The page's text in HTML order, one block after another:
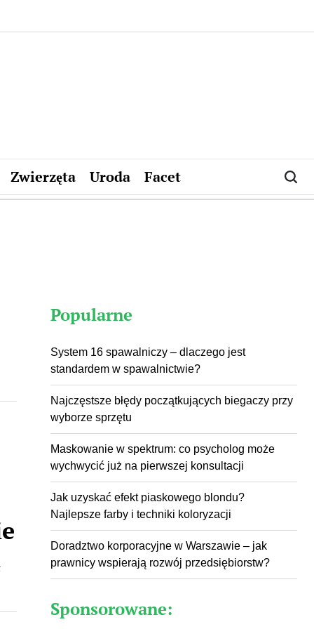
Zwierzęta Uroda Facet
Popularne
System 16 spawalniczy – dlaczego jest
standardem w spawalnictwie?
Najczęstsze błędy początkujących biegaczy przy
wyborze sprzętu
Maskowanie w spektrum: co psycholog może
wychwycić już na pierwszej konsultacji
Jak uzyskać efekt piaskowego blondu?
Najlepsze farby i techniki koloryzacji
Doradztwo korporacyjne w Warszawie – jak
prawnicy wspierają rozwój przedsiębiorstw?
Sponsorowane: